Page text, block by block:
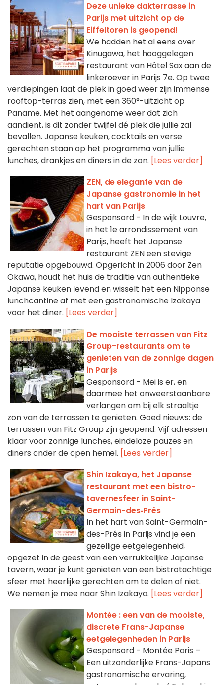
Deze unieke dakterrasse in
Parijs met uitzicht op de
Eiffeltoren is geopend!
We hadden het al eens over
Kinugawa, het hooggelegen
restaurant van Hôtel Sax aan de
linkeroever in Parijs 7e. Op twee
verdiepingen laat de plek in goed weer zijn immense
rooftop-terras zien, met een 360°-uitzicht op
Paname. Met het aangename weer dat zich
aandient, is dit zonder twijfel dé plek die jullie zal
bevallen. Japanse keuken, cocktails en verse
gerechten staan op het programma van jullie
lunches, drankjes en diners in de zon. [Lees verder]
ZEN, de elegante van de
Japanse gastronomie in het
hart van Parijs
Gesponsord - In de wijk Louvre,
in het 1e arrondissement van
Parijs, heeft het Japanse
restaurant ZEN een stevige
reputatie opgebouwd. Opgericht in 2006 door Zen
Okawa, houdt het huis de traditie van authentieke
Japanse keuken levend en wisselt het een Nipponse
lunchcantine af met een gastronomische Izakaya
voor het diner. [Lees verder]
De mooiste terrassen van Fitz
Group-restaurants om te
genieten van de zonnige dagen
in Parijs
Gesponsord - Mei is er, en
daarmee het onweerstaanbare
verlangen om bij elk straaltje
zon van de terrassen te genieten. Goed nieuws: de
terrassen van Fitz Group zijn geopend. Vijf adressen
klaar voor zonnige lunches, eindeloze pauzes en
diners onder de open hemel. [Lees verder]
Shin Izakaya, het Japanse
restaurant met een bistro-
taverne­sfeer in Saint-
Germain-des‑Prés
In het hart van Saint-Germain-
des-Prés in Parijs vind je een
gezellige eetgelegenheid,
opgezet in de geest van een verrukkelijke Japanse
tavern, waar je kunt genieten van een bistrotachtige
sfeer met heerlijke gerechten om te delen of niet.
We nemen je mee naar Shin Izakaya. [Lees verder]
Montée : een van de mooiste,
discrete Frans-Japanse
eetgelegenheden in Parijs
Gesponsord - Montée Paris –
Een uitzonderlijke Frans-Japans
gastronomische ervaring,